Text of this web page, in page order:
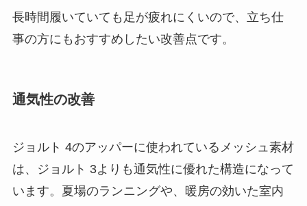
長時間履いていても足が疲れにくいので、立ち仕
事の方にもおすすめしたい改善点です。
通気性の改善
ジョルト 4のアッパーに使われているメッシュ素材
は、ジョルト 3よりも通気性に優れた構造になって
います。夏場のランニングや、暖房の効いた室内